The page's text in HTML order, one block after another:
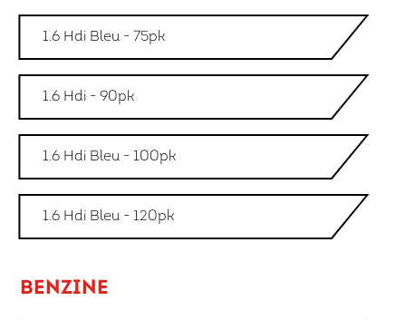
1.6 Hdi Bleu - 75pk
1.6 Hdi - 90pk
1.6 Hdi Bleu - 100pk
1.6 Hdi Bleu - 120pk
BENZINE